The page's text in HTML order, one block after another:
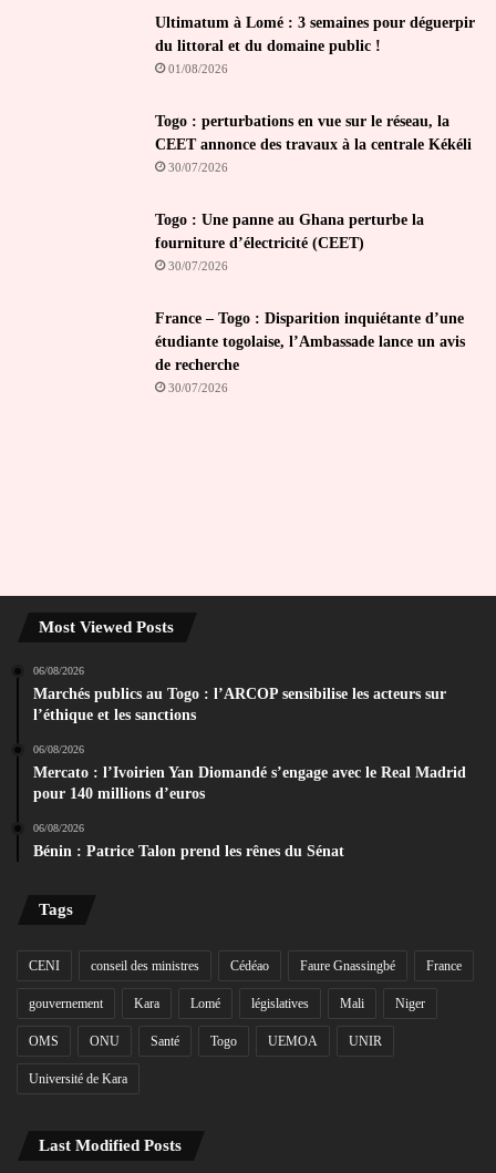
Ultimatum à Lomé : 3 semaines pour déguerpir
du littoral et du domaine public !
01/08/2026
Togo : perturbations en vue sur le réseau, la
CEET annonce des travaux à la centrale Kékéli
30/07/2026
Togo : Une panne au Ghana perturbe la
fourniture d’électricité (CEET)
30/07/2026
France – Togo : Disparition inquiétante d’une
étudiante togolaise, l’Ambassade lance un avis
de recherche
30/07/2026
Most Viewed Posts
06/08/2026
Marchés publics au Togo : l’ARCOP sensibilise les acteurs sur
l’éthique et les sanctions
06/08/2026
Mercato : l’Ivoirien Yan Diomandé s’engage avec le Real Madrid
pour 140 millions d’euros
06/08/2026
Bénin : Patrice Talon prend les rênes du Sénat
Tags
CENI conseil des ministres Cédéao Faure Gnassingbé France
gouvernement Kara Lomé législatives Mali Niger
OMS ONU Santé Togo UEMOA UNIR
Université de Kara
Last Modified Posts